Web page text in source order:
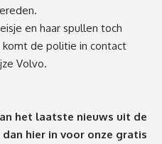
en haar spullen toch
komt de politie in contact
Volvo.
het laatste nieuws uit de
dan hier in voor onze gratis